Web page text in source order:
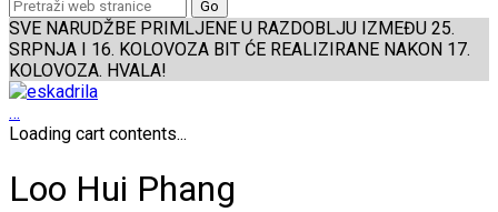
SVE NARUDŽBE PRIMLJENE U RAZDOBLJU IZMEĐU 25.
SRPNJA I 16. KOLOVOZA BIT ĆE REALIZIRANE NAKON 17.
KOLOVOZA. HVALA!
…
Loading cart contents...
Loo Hui Phang